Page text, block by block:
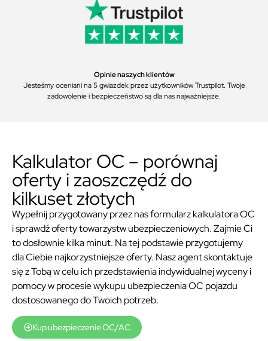
Opinie naszych klientów
Jesteśmy oceniani na 5 gwiazdek przez użytkowników Trustpilot. Twoje
zadowolenie i bezpieczeństwo są dla nas najważniejsze.
Kalkulator OC – porównaj
oferty i zaoszczędź do
kilkuset złotych
Wypełnij przygotowany przez nas formularz kalkulatora OC
i sprawdź oferty towarzystw ubezpieczeniowych. Zajmie Ci
to dosłownie kilka minut. Na tej podstawie przygotujemy
dla Ciebie najkorzystniejsze oferty. Nasz agent skontaktuje
się z Tobą w celu ich przedstawienia indywidualnej wyceny i
pomocy w procesie wykupu ubezpieczenia OC pojazdu
dostosowanego do Twoich potrzeb.
Kup ubezpieczenie OC/AC